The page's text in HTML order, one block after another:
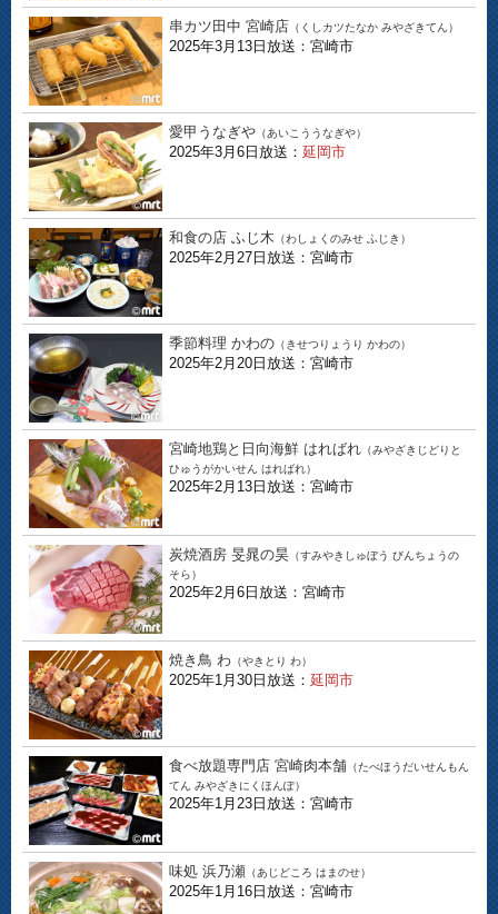
串カツ田中 宮崎店 （くしカツたなか みやざきてん）
2025年3月13日放送：宮崎市
愛甲うなぎや （あいこううなぎや）
2025年3月6日放送： 延岡市
和食の店 ふじ木 （わしょくのみせ ふじき）
2025年2月27日放送：宮崎市
季節料理 かわの （きせつりょうり かわの）
2025年2月20日放送：宮崎市
宮崎地鶏と日向海鮮 はればれ （みやざきじどりと
ひゅうがかいせん はればれ）
2025年2月13日放送：宮崎市
炭焼酒房 旻晁の昊 （すみやきしゅぼう びんちょうの
そら）
2025年2月6日放送：宮崎市
焼き鳥 わ （やきとり わ）
2025年1月30日放送： 延岡市
食べ放題専門店 宮崎肉本舗 （たべほうだいせんもん
てん みやざきにくほんぽ）
2025年1月23日放送：宮崎市
味処 浜乃瀬 （あじどころ はまのせ）
2025年1月16日放送：宮崎市